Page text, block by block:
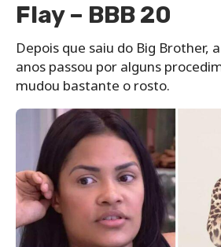
Flay – BBB 20
Depois que saiu do Big Brother, a
anos passou por alguns
mudou bastante o rosto.